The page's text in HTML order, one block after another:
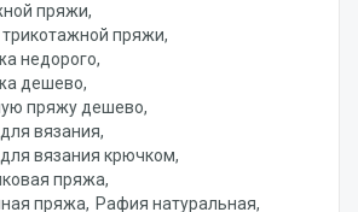
пряжи
трикотажной пряжи
недорого
дешево
пряжу дешево
вязания
вязания крючком
пряжа
пряжа
Рафия натуральная